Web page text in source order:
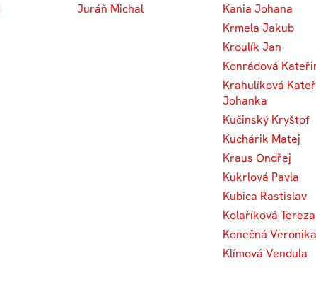
Juráň Michal
Kania Johana
Krmela Jakub
Kroulík Jan
Konrádová
Krahulíková
Johanka
Kučinský Kryštof
Kuchárik Matej
Kraus Ondřej
Kukrlová Pavla
Kubica Rastislav
Kolaříková Tereza
Konečná Veronika
Klímová Vendula